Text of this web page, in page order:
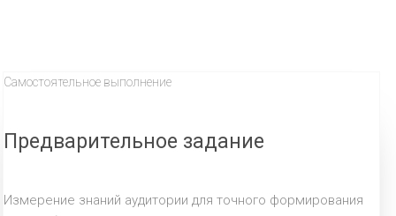
Самостоятельное выполнение
Предварительное задание
Измерение знаний аудитории для точного формирования